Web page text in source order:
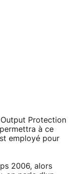
Protection
à ce
employé pour
2006, alors